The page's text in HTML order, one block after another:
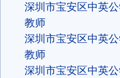
深圳市宝安区中英
教师
深圳市宝安区中英
教师
深圳市宝安区中英